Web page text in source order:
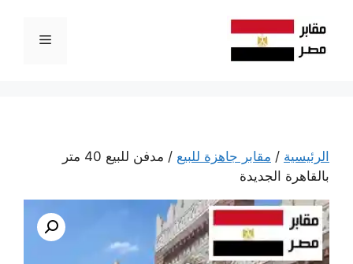
المحتوى
القائمة
الرئيسية / مقابر جاهزة للبيع
/ مدفن للبيع 40 متر
بالقاهرة الجديدة